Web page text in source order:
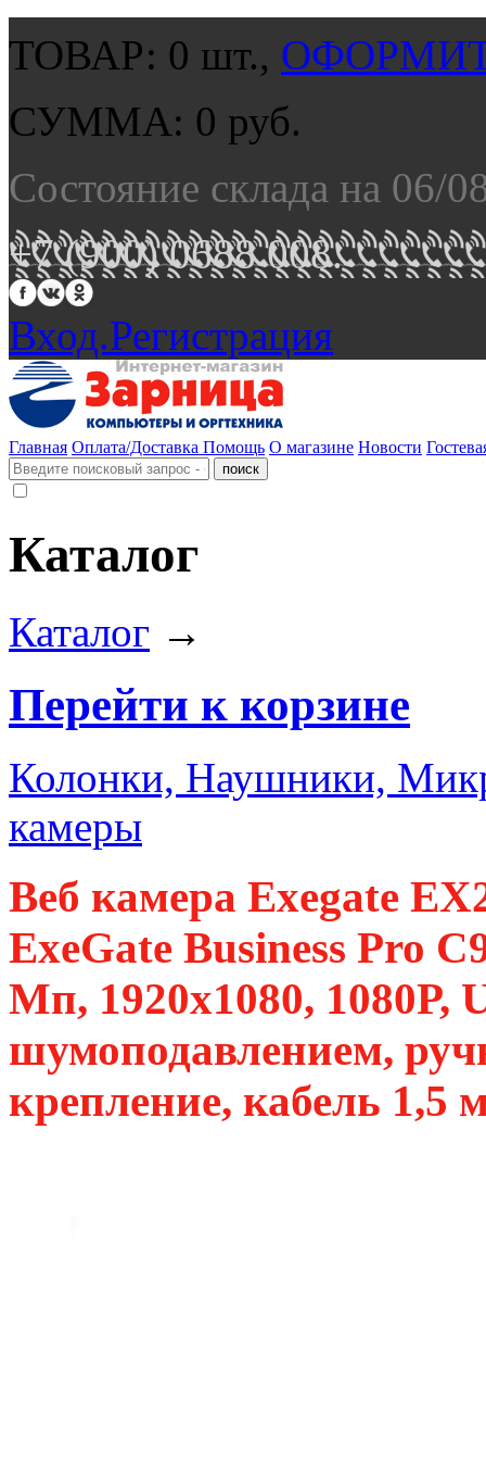
ТОВАР: 0 шт.,
СУММА: 0 руб.
Состояние склада на 06/
+7 (900) 0688 008.
Вход.Регистрация
Главная Оплата/Доставка Помощь О магазине Новости
Каталог
Каталог →
Перейти к корзине
Колонки, Наушники,
камеры
Веб камера Exegate
ExeGate Business Pro
Мп, 1920х1080, 1080P,
шумоподавлением,
крепление, кабель 1,5